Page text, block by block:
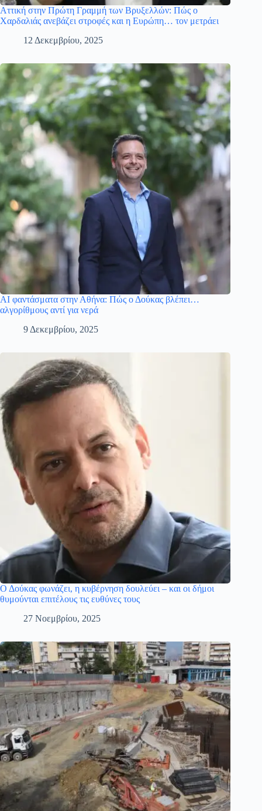
Αττική στην Πρώτη Γραμμή των Βρυξελλών: Πώς ο
Χαρδαλιάς ανεβάζει στροφές και η Ευρώπη… τον μετράει
12 Δεκεμβρίου, 2025
AI φαντάσματα στην Αθήνα: Πώς ο Δούκας βλέπει…
αλγορίθμους αντί για νερά
9 Δεκεμβρίου, 2025
Ο Δούκας φωνάζει, η κυβέρνηση δουλεύει – και οι δήμοι
θυμούνται επιτέλους τις ευθύνες τους
27 Νοεμβρίου, 2025